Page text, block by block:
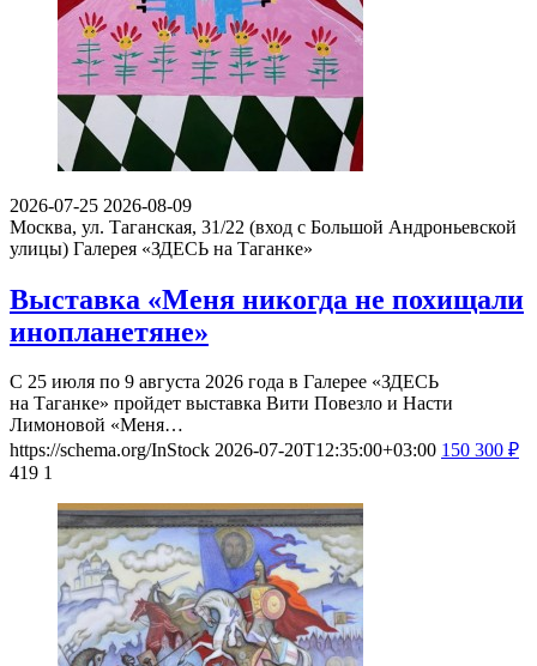
2026-07-25 2026-08-09
Москва, ул. Таганская, 31/22 (вход с Большой Андроньевской
улицы) Галерея «ЗДЕСЬ на Таганке»
Выставка «Меня никогда не похищали
инопланетяне»
С 25 июля по 9 августа 2026 года в Галерее «ЗДЕСЬ
на Таганке» пройдет выставка Вити Повезло и Насти
Лимоновой «Меня…
https://schema.org/InStock 2026-07-20T12:35:00+03:00 150 300 ₽
419 1